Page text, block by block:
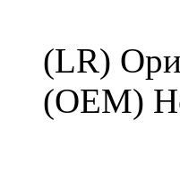
(LR)
(OEM)